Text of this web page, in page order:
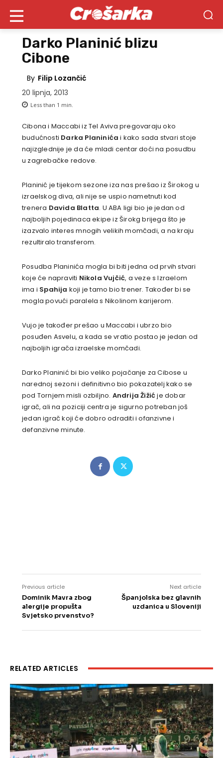
Darko Planinić blizu
Cibone
By Filip Lozančić
20 lipnja, 2013
Less than 1 min.
Cibona i Maccabi iz Tel Aviva pregovaraju oko
budućnosti Darka Planinića i kako sada stvari stoje
najizglednije je da će mladi centar doći na posudbu
u zagrebačke redove.
Planinić je tijekom sezone iza nas prešao iz Širokog u
izraelskog diva, ali nije se uspio nametnuti kod
trenera Davida Blatta. U ABA ligi bio je jedan od
najboljih pojedinaca ekipe iz Širokg brijega što je
izazvalo interes mnogih velikih momčadi, a na kraju
rezultiralo transferom.
Posudba Planinića mogla bi biti jedna od prvih stvari
koje će napraviti Nikola Vujčić, a veze s Izraelom
ima i Spahija koji je tamo bio trener. Također bi se
mogla povući paralela s Nikolinom karijerom.
Vujo je također prešao u Maccabi i ubrzo bio
posuđen Asvelu, a kada se vratio postao je jedan od
najboljih igrača izraelske momčadi.
Darko Planinić bi bio veliko pojačanje za Cibose u
narednoj sezoni i definitivno bio pokazatelj kako se
pod Tornjem misli ozbiljno. Andrija Žižićje dobar
igrač, ali na poziciji centra je sigurno potreban još
jedan igrač koji će dobro odraditi i ofanzivne i
defanzivne minute.
Previous article
Dominik Mavra zbog
alergije propušta
Svjetsko prvenstvo?
Next article
Španjolska bez glavnih
uzdanica u Sloveniji
RELATED ARTICLES